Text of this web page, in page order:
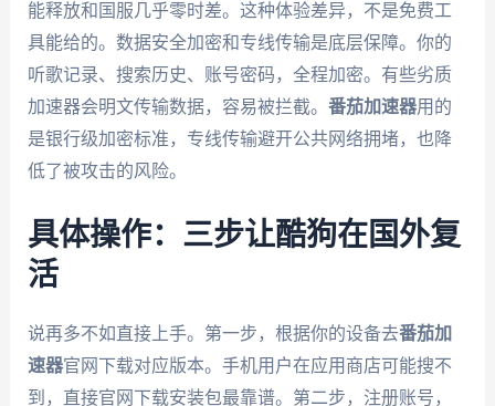
能释放和国服几乎零时差。这种体验差异，不是免费工
具能给的。数据安全加密和专线传输是底层保障。你的
听歌记录、搜索历史、账号密码，全程加密。有些劣质
加速器会明文传输数据，容易被拦截。 番茄加速器用的
是银行级加密标准，专线传输避开公共网络拥堵，也降
低了被攻击的风险。
具体操作：三步让酷狗在国外复
活
说再多不如直接上手。第一步，根据你的设备去番茄加
速器官网下载对应版本。手机用户在应用商店可能搜不
到，直接官网下载安装包最靠谱。第二步，注册账号，